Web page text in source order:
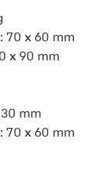
70 x 60 mm
x 90 mm
mm
70 x 60 mm